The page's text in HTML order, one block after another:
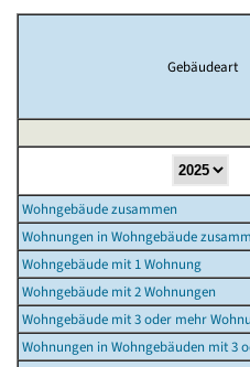
Gebäudeart
Wohngebäude zusammen
Wohnungen in Wohngebäude
Wohngebäude mit 1 Wohnung
Wohngebäude mit 2 Wohnungen
Wohngebäude mit 3 oder mehr
Wohnungen in Wohngebäuden mit 3